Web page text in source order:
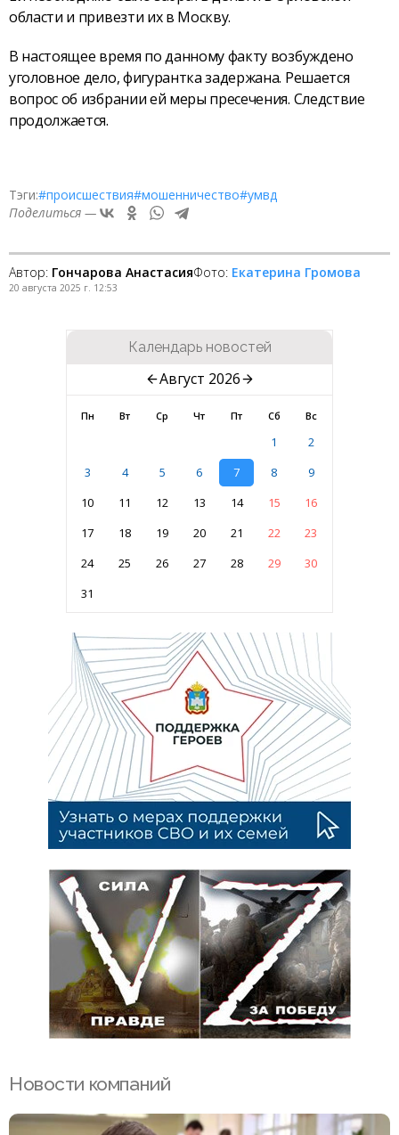
области и привезти их в Москву.
В настоящее время по данному факту возбуждено
уголовное дело, фигурантка задержана. Решается
вопрос об избрании ей меры пресечения. Следствие
продолжается.
Тэги:#происшествия#мошенничество#умвд
Поделиться —
Автор: Гончарова АнастасияФото: Екатерина Громова
20 августа 2025 г. 12:53
Календарь новостей
Август 2026
Пн Вт Ср Чт Пт Сб Вс
1
2
3
4 5 6 7 8
9
10
11 12 13 14 15
16
17
18 19 20 21 22
23
24
25 26 27 28 29
30
31
Новости компаний